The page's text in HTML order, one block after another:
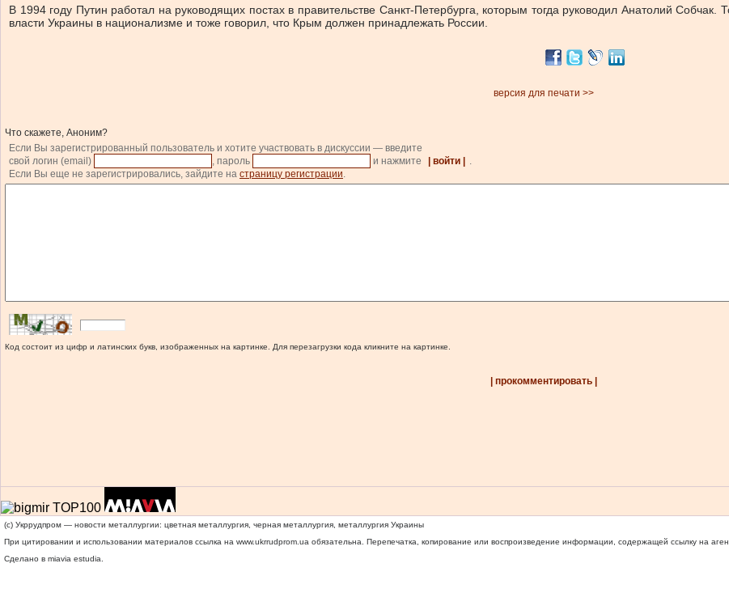
В 1994 году Путин работал на руководящих постах в правительстве Санкт-Петербурга, которым тогда руководил Анатолий
власти Украины в национализме и тоже говорил, что Крым должен принадлежать России.
версия для печати >>
Что скажете, Аноним?
Если Вы зарегистрированный пользователь и хотите участвовать в дискуссии — введите
свой логин (email)
, пароль и нажмите | войти |
.
Если Вы еще не зарегистрировались, зайдите на страницу регистрации.
Код состоит из цифр и латинских букв, изображенных на картинке. Для перезагрузки кода кликните на картинке.
| прокомментировать |
(c) Укррудпром — новости металлургии: цветная металлургия, черная металлургия, металлургия Украины
При цитировании и использовании материалов ссылка на www.ukrrudprom.ua обязательна. Перепечатка, копирование или воспроизведение информации, содержащей ссылку на
Сделано в miavia estudia.